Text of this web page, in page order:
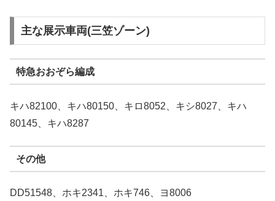
主な展示車両(三笠ゾーン)
特急おおぞら編成
キハ82100、キハ80150、キロ8052、キシ8027、キハ
80145、キハ8287
その他
DD51548、ホキ2341、ホキ746、ヨ8006